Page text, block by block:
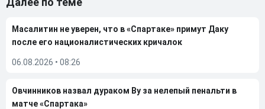
Масалитин не уверен, что в «Спартаке» примут Даку
после его националистических кричалок
06.08.2026 • 08:26
Овчинников назвал дураком Ву за нелепый пенальти в
матче «Спартака»